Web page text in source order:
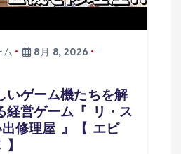
ム
8月 8, 2026
いゲーム機たちを解
経営ゲーム『 リ・ス
出修理屋 』【 エビ